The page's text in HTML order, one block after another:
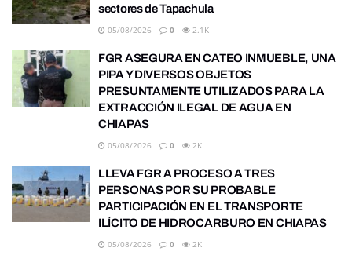
sectores de Tapachula
05/08/2026 0 2.1K
FGR ASEGURA EN CATEO INMUEBLE, UNA
PIPA Y DIVERSOS OBJETOS
PRESUNTAMENTE UTILIZADOS PARA LA
EXTRACCIÓN ILEGAL DE AGUA EN
CHIAPAS
05/08/2026 0 2K
LLEVA FGR A PROCESO A TRES
PERSONAS POR SU PROBABLE
PARTICIPACIÓN EN EL TRANSPORTE
ILÍCITO DE HIDROCARBURO EN CHIAPAS
05/08/2026 0 2K